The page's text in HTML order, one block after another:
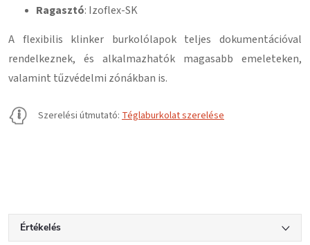
Ragasztó: Izoflex-SK
A flexibilis klinker burkolólapok teljes dokumentációval
rendelkeznek, és alkalmazhatók magasabb emeleteken,
valamint tűzvédelmi zónákban is.
Szerelési útmutató: Téglaburkolat szerelése
Értékelés